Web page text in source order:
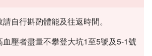
自行斟酌體能及往返時間。
壓者盡量不攀登大坑1至5號及5-1號